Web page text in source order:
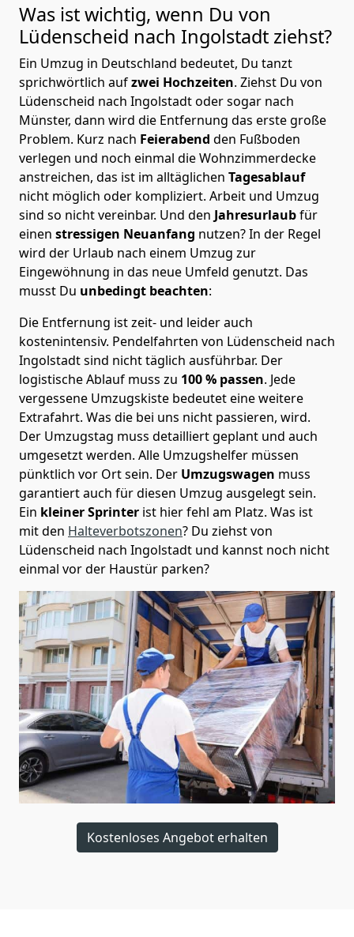
Was ist wichtig, wenn Du von
Lüdenscheid nach Ingolstadt ziehst?
Ein Umzug in Deutschland bedeutet, Du tanzt
sprichwörtlich aufzwei Hochzeiten. Ziehst Du von
Lüdenscheid nach Ingolstadt oder sogar nach
Münster, dann wird die Entfernung das erste große
Problem. Kurz nach Feierabend den Fußboden
verlegen und noch einmal die Wohnzimmerdecke
anstreichen, das ist im alltäglichen Tagesablauf
nicht möglich oder kompliziert. Arbeit und Umzug
sind so nicht vereinbar. Und den Jahresurlaubfür
einen stressigen Neuanfang nutzen? In der Regel
wird der Urlaub nach einem Umzug zur
Eingewöhnung in das neue Umfeld genutzt. Das
musst Du unbedingt beachten:
Die Entfernung ist zeit- und leider auch
kostenintensiv. Pendelfahrten von Lüdenscheid nach
Ingolstadt sind nicht täglich ausführbar. Der
logistische Ablauf muss zu 100 % passen. Jede
vergessene Umzugskiste bedeutet eine weitere
Extrafahrt. Was die bei uns nicht passieren, wird.
Der Umzugstag muss detailliert geplant und auch
umgesetzt werden. Alle Umzugshelfer müssen
pünktlich vor Ort sein. Der Umzugswagen muss
garantiert auch für diesen Umzug ausgelegt sein.
Ein kleiner Sprinter ist hier fehl am Platz. Was ist
mit den Halteverbotszonen? Du ziehst von
Lüdenscheid nach Ingolstadt und kannst noch nicht
einmal vor der Haustür parken?
Kostenloses Angebot erhalten